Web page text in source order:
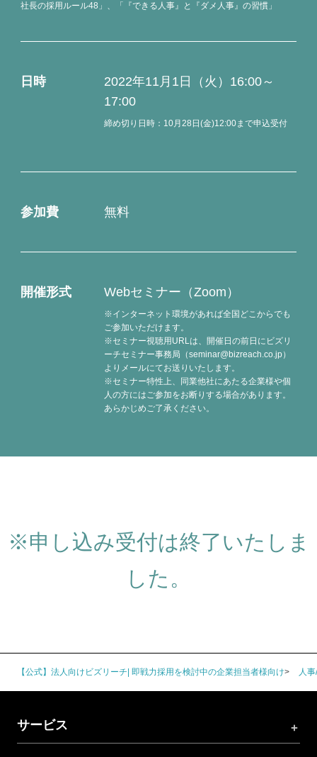
【公式】法人向けビズリーチ| 即戦力採用を検討中の企業担当者様向け 人
社長の採用ルール48」、「『できる人事』と『ダメ人事』の習慣」
日時
2022年11月1日（火）16:00～
17:00
締め切り日時：10月28日(金)12:00まで申込受付
参加費 無料
開催形式 Webセミナー（Zoom）
※インターネット環境があれば全国どこからでも
ご参加いただけます。
※セミナー視聴用URLは、開催日の前日にビズリ
ーチセミナー事務局（seminar@bizreach.co.jp）
よりメールにてお送りいたします。
※セミナー特性上、同業他社にあたる企業様や個
人の方にはご参加をお断りする場合があります。
あらかじめご了承ください。
※申し込み受付は終了いたしま
した。
サービス